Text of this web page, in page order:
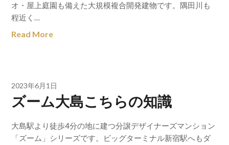
オ・屋上庭園も備えた大規模複合開発建物です。隅田川も
程近く…
Read More
2023年6月1日
ズーム大島こちらの知識
大島駅より徒歩4分の地に建つ分譲デザイナーズマンション
「ズーム」シリーズです。ビッグターミナル新宿駅へもダ